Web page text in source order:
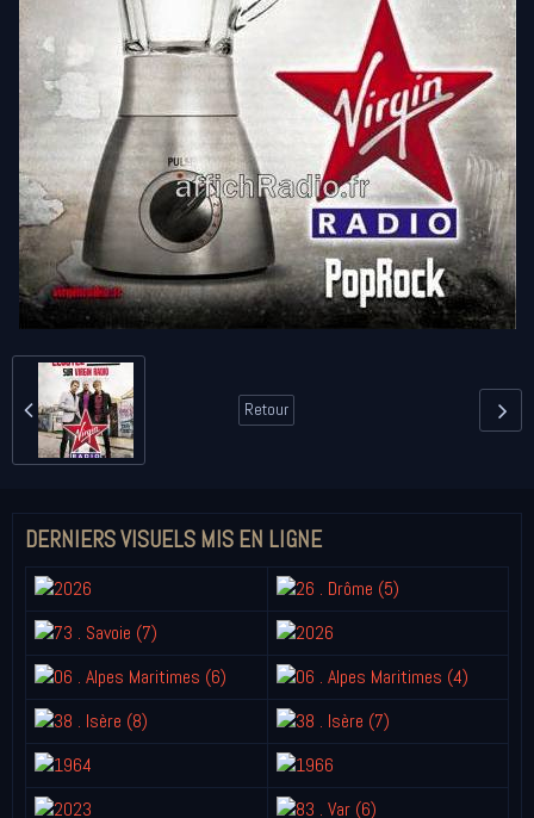
Retour
DERNIERS VISUELS MIS EN LIGNE